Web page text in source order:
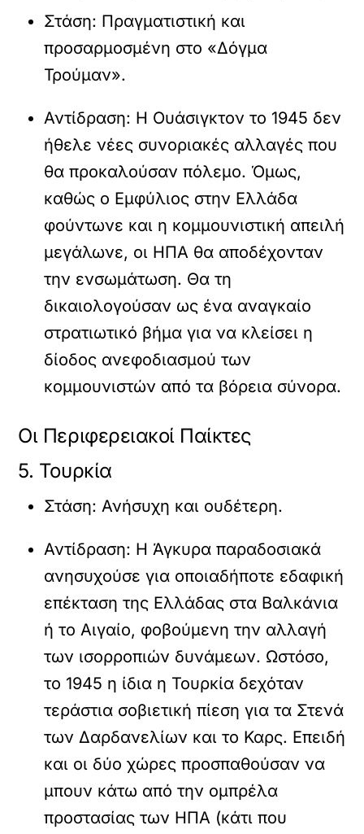
Στάση: Πραγματιστική και
προσαρμοσμένη στο «Δόγμα
Τρούμαν».
Αντίδραση: Η Ουάσιγκτον το 1945 δεν
ήθελε νέες συνοριακές αλλαγές που
θα προκαλούσαν πόλεμο. Όμως,
καθώς ο Εμφύλιος στην Ελλάδα
φούντωνε και η κομμουνιστική απειλή
μεγάλωνε, οι ΗΠΑ θα αποδέχονταν
την ενσωμάτωση. Θα τη
δικαιολογούσαν ως ένα αναγκαίο
στρατιωτικό βήμα για να κλείσει η
δίοδος ανεφοδιασμού των
κομμουνιστών από τα βόρεια σύνορα.
Οι Περιφερειακοί Παίκτες
5. Τουρκία
Στάση: Ανήσυχη και ουδέτερη.
Αντίδραση: Η Άγκυρα παραδοσιακά
ανησυχούσε για οποιαδήποτε εδαφική
επέκταση της Ελλάδας στα Βαλκάνια
ή το Αιγαίο, φοβούμενη την αλλαγή
των ισορροπιών δυνάμεων. Ωστόσο,
το 1945 η ίδια η Τουρκία δεχόταν
τεράστια σοβιετική πίεση για τα Στενά
των Δαρδανελίων και το Καρς. Επειδή
και οι δύο χώρες προσπαθούσαν να
μπουν κάτω από την ομπρέλα
προστασίας των ΗΠΑ (κάτι που